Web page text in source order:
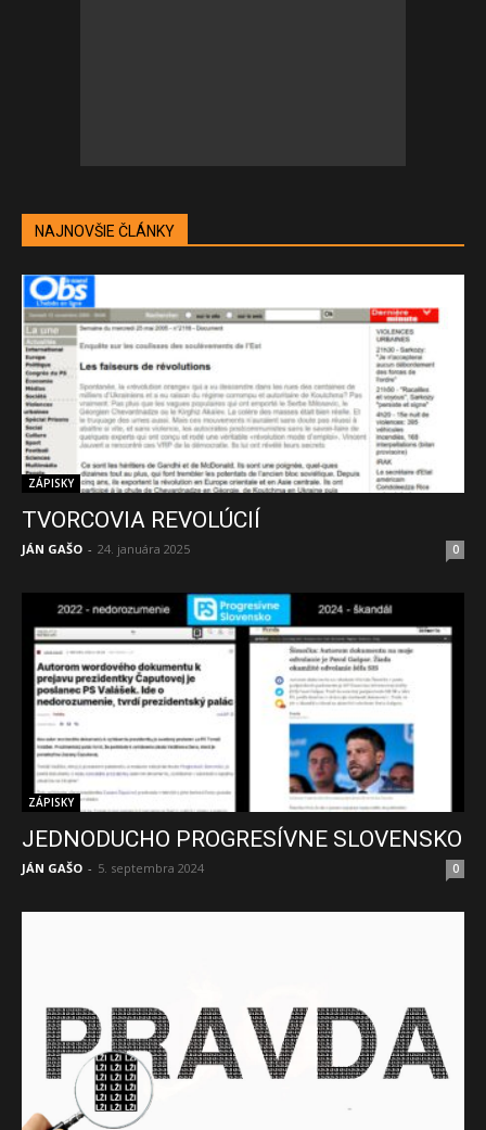
NAJNOVŠIE ČLÁNKY
ZÁPISKY
TVORCOVIA REVOLÚCIÍ
JÁN GAŠO - 24. januára 2025 0
ZÁPISKY
JEDNODUCHO PROGRESÍVNE SLOVENSKO
JÁN GAŠO - 5. septembra 2024 0